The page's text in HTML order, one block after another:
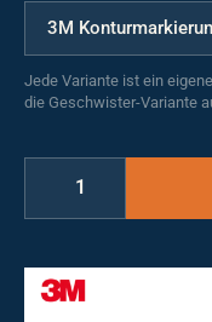
Jede Variante ist ein
die Geschwister-Variante